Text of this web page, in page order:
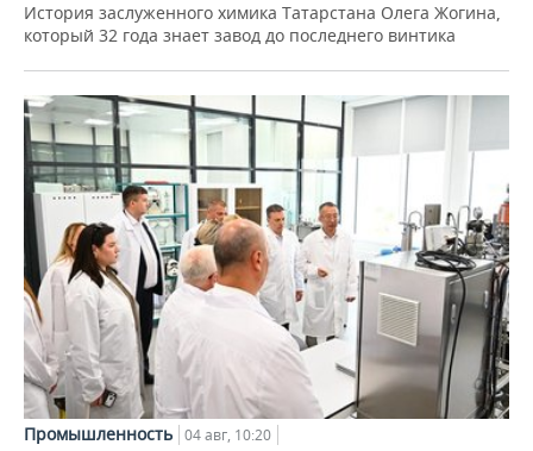
История заслуженного химика Татарстана Олега Жогина,
который 32 года знает завод до последнего винтика
Промышленность 04 авг, 10:20